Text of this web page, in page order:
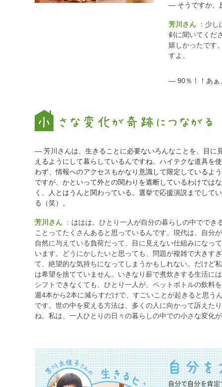
― そうですか。
芳川さん ：少
剣に聞いてくだ
嬉しかったです
すよ。
― 90％！！あぁ
― 芳川さんは、生きることに必要ないろんなことを、目に
えるようにして暮らしているんですね。ハイテクな道具を使
わず、情報へのアクセスもかなり意識して限定しているよう
ですが、かといって外との関わりを遮断しているわけではな
く、人とはうんと関わっている。選挙で応援演説までしてい
る（笑）。
芳川さん ：ははは。ひとり一人が自分の暮らしの中ででき
ことってたくさんあると思っているんです。現代は、自分が
自然に与えている負荷だって、目に見えない仕組みになって
います。どうにかしたいと思っても、問題が複雑で大きすぎ
て、絶望的な気持ちになってしまうかもしれない。だけど私
は希望を捨てていません。いきなり薪で煮炊きする生活には
シフトできなくても、ひとり一人が、ペットボトルの飲料を
週4本から2本に減らすだけで、すごいことが起きると思う
です。世の中を変える方法は、多くの人に向かって訴えた
ね。私は、一人ひとりの日々の暮らしの中での小さな変化